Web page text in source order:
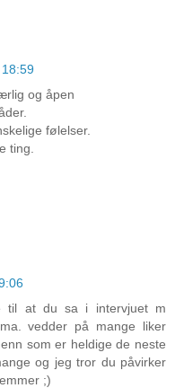
og åpen
følelser.
ting.
til at du sa i intervjuet m
vedder på mange liker
som er heldige de neste
og jeg tror du påvirker
;)